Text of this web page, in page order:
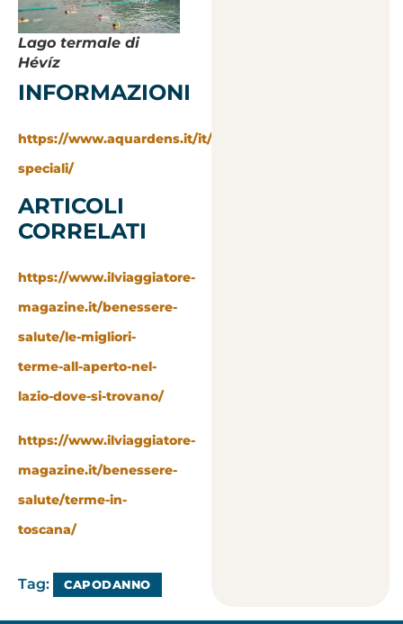
Lago termale di
Hévíz
INFORMAZIONI
https://www.aquardens.it/it/acquista/eventi-
speciali/
ARTICOLI
CORRELATI
https://www.ilviaggiatore-
magazine.it/benessere-
salute/le-migliori-
terme-all-aperto-nel-
lazio-dove-si-trovano/
https://www.ilviaggiatore-
magazine.it/benessere-
salute/terme-in-
toscana/
Tag: CAPODANNO